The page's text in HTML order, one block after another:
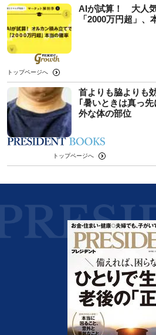
AIが試算！ 大人
「2000万円超」、
トップページへ
首よりも脇よりも
｢暑いときは真っ
外な体の部位
トップページへ